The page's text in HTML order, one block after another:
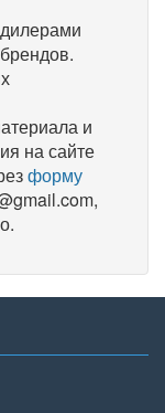
и
на сайте
форму